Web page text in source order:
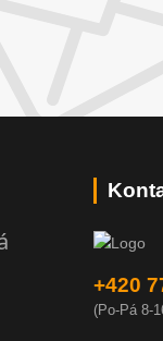
+420
(Po-Pá 8-